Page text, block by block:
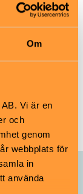
Om
Vi är en
och
genom
webbplats för
in
använda